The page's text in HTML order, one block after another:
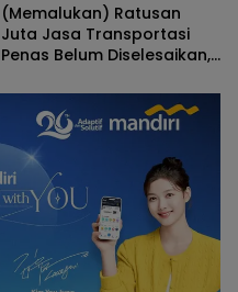
(Memalukan) Ratusan
Juta Jasa Transportasi
Penas Belum Diselesaikan,